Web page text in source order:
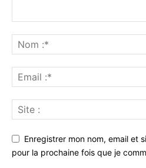
Enregistrer mon nom, email et
pour la prochaine fois que je